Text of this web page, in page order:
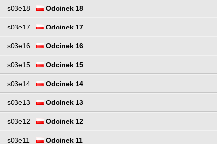
s03e18 Odcinek 18
s03e17 Odcinek 17
s03e16 Odcinek 16
s03e15 Odcinek 15
s03e14 Odcinek 14
s03e13 Odcinek 13
s03e12 Odcinek 12
s03e11 Odcinek 11